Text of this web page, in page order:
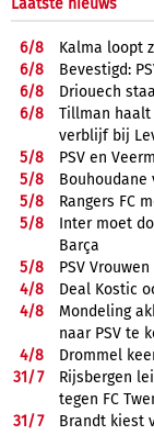
6/8
Kalma loopt
6/8
Bevestigd:
6/8
Driouech
6/8
Tillman
verblijf bij
5/8
PSV en
5/8
Bouhoudane
5/8
Rangers FC
5/8
Inter moet
Barça
5/8
PSV
4/8
Deal Kostic
4/8
Mondeling
naar PSV te
4/8
Drommel
31/7
Rijsbergen
tegen FC
31/7
Brandt kiest